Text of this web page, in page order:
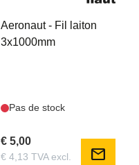
Aeronaut - Fil laiton
3x1000mm
Pas de stock
€ 5,00
€ 4,13 TVA excl. mail